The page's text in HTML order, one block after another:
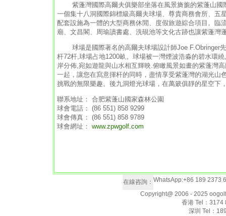
紫蓬灣國際高爾夫俱樂部坐落在風景旖旎的紫蓬山國
一個集十八洞國際錦標級高爾夫球場、尊貴商務會所、五
配套設施為一體的大型商務休閒、度假旅遊綜合項目。臨
廟、文昌閣、周瑜讀書處、洗硯池等文化古跡也讓紫蓬灣
球場是國際著名的高爾夫球場設計師Joe F.Obringer先
杆72杆,球場占地1200畝。球場被一灣煙波浩淼的碧水環
岸分佈,宛如遊龍與山水相互輝映.俯瞰風景如畫的紫蓬灣
一起，讓您在寫意揮杆的同時，盡情享受紫蓬灣的湖光山
挑戰的無限樂趣。後九洞燈光球場，在萬簌俱靜的星空下
聯系地址： 合肥紫蓬山國家森林公園
球會電話： (86 551) 858 9299
球會傳真： (86 551) 858 9789
球會網址： www.zpwgolf.com